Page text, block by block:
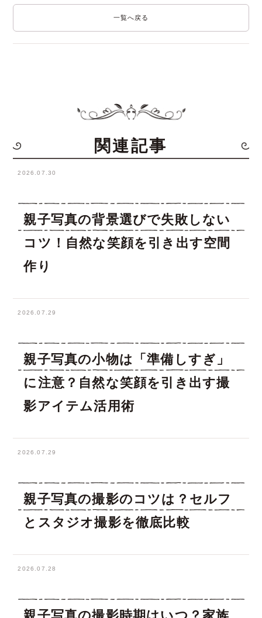
一覧へ戻る
関連記事
2026.07.30
親子写真の背景選びで失敗しない
コツ！自然な笑顔を引き出す空間
作り
2026.07.29
親子写真の小物は「準備しすぎ」
に注意？自然な笑顔を引き出す撮
影アイテム活用術
2026.07.29
親子写真の撮影のコツは？セルフ
とスタジオ撮影を徹底比較
2026.07.28